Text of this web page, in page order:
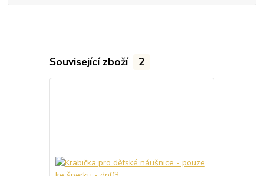
Související zboží 2